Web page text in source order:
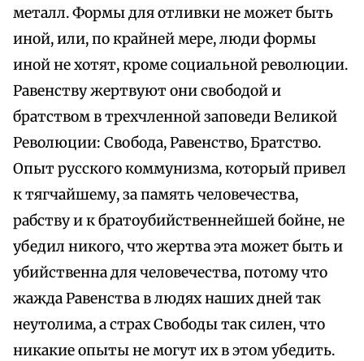
металл. Формы для отливки не может быть
иной, или, по крайней мере, люди формы
иной не хотят, кроме социальной революции.
Равенству жертвуют они свободой и
братством в трехчленной заповеди Великой
Революции: Свобода, Равенство, Братство.
Опыт русского коммунизма, который привел
к тягчайшему, за память человечества,
рабству и к братоубийственнейшей бойне, не
убедил никого, что жертва эта может быть и
убийственна для человечества, потому что
жажда Равенства в людях наших дней так
неутолима, а страх Свободы так силен, что
никакие опыты не могут их в этом убедить.